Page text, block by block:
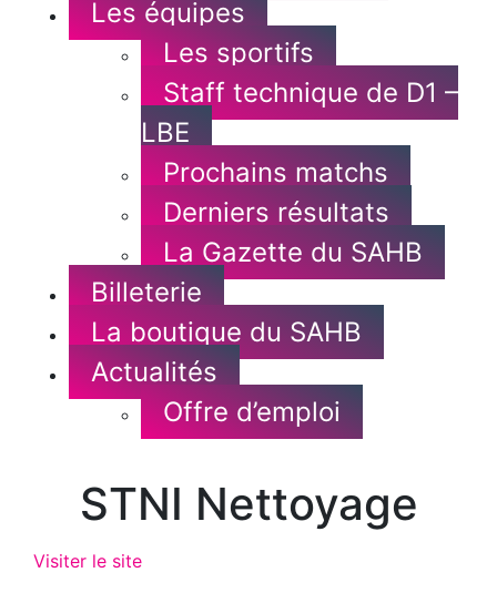
Les équipes
Les sportifs
Staff technique de D1 –
LBE
Prochains matchs
Derniers résultats
La Gazette du SAHB
Billeterie
La boutique du SAHB
Actualités
Offre d’emploi
STNI Nettoyage
Visiter le site